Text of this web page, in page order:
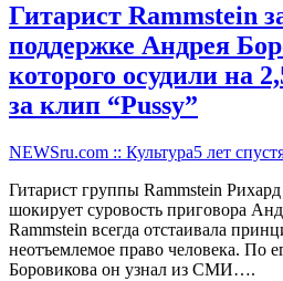
Гитарист Rammstein
поддержке Андрея
которого осудили на
за клип “Pussy”
NEWSru.com :: Культура5 лет
Гитарист группы Rammstein
шокирует суровость приговора
Rammstein всегда отстаивала
неотъемлемое право человека. По
Боровикова он узнал из СМИ….